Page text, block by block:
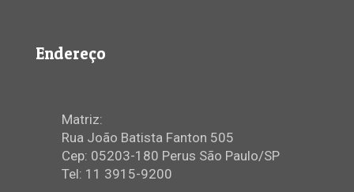
Endereço
Matriz:
Rua João Batista Fanton 505
Cep: 05203-180 Perus São Paulo/SP
Tel: 11 3915-9200